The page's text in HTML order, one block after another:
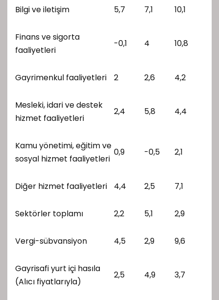
Bilgi ve iletişim 5,7 7,1 10,1
Finans ve sigorta
faaliyetleri
-0,1 4 10,8
Gayrimenkul faaliyetleri 2 2,6 4,2
Mesleki, idari ve destek
hizmet faaliyetleri
2,4 5,8 4,4
Kamu yönetimi, eğitim ve
sosyal hizmet faaliyetleri
0,9 -0,5 2,1
Diğer hizmet faaliyetleri 4,4 2,5 7,1
Sektörler toplamı 2,2 5,1 2,9
Vergi-sübvansiyon 4,5 2,9 9,6
Gayrisafi yurt içi hasıla
(Alıcı fiyatlarıyla)
2,5 4,9 3,7